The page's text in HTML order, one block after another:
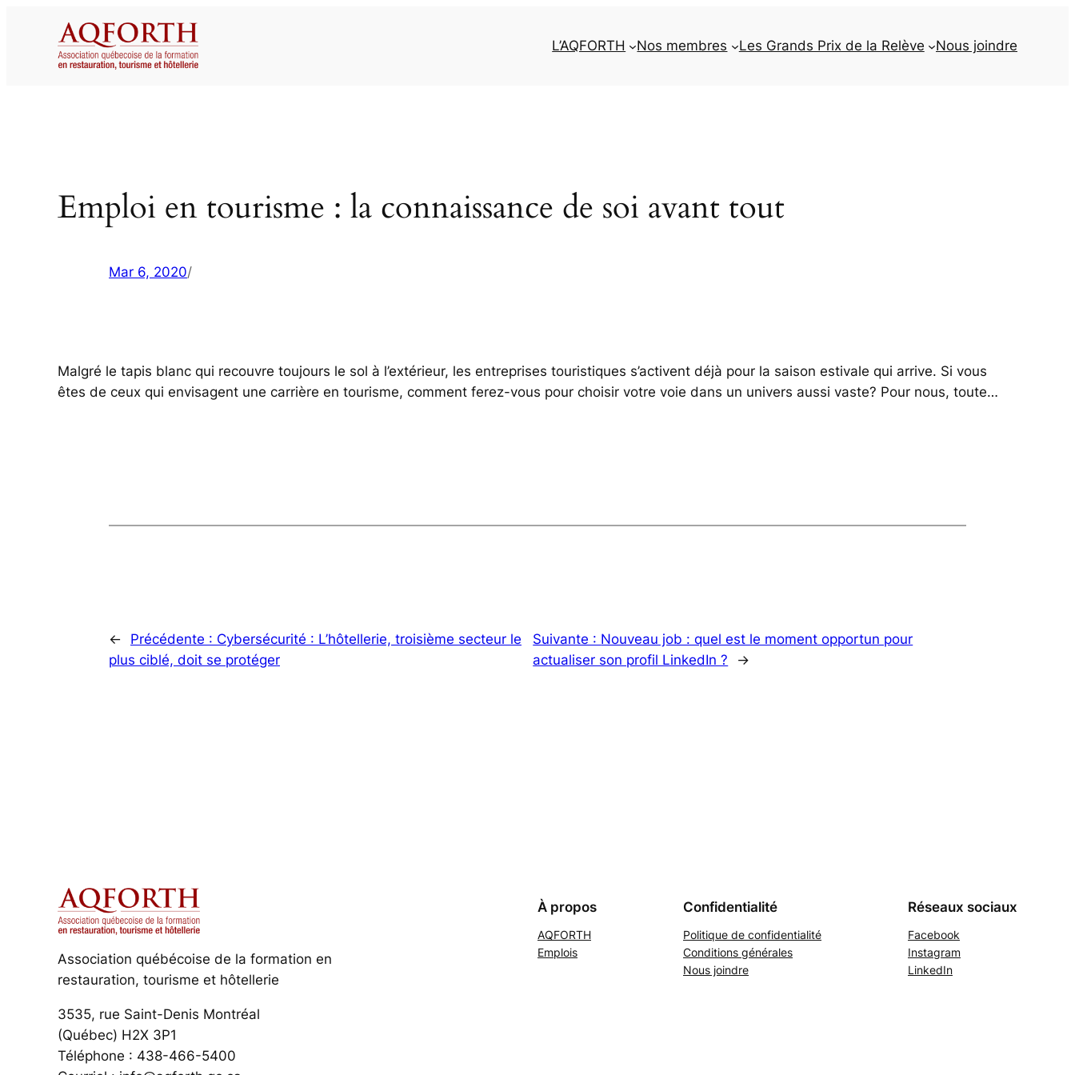
L’AQFORTH Nos membres Les Grands Prix de la Relève Nous joindre
Emploi en tourisme : la connaissance de soi avant tout
Mar 6, 2020/
Malgré le tapis blanc qui recouvre toujours le sol à l’extérieur, les entreprises touristiques s’activent déjà pour la saison estivale qui arrive. Si vous
êtes de ceux qui envisagent une carrière en tourisme, comment ferez-vous pour choisir votre voie dans un univers aussi vaste? Pour nous, toute…
← Précédente : Cybersécurité : L’hôtellerie, troisième secteur le
plus ciblé, doit se protéger
Suivante : Nouveau job : quel est le moment opportun pour
actualiser son profil LinkedIn ?
→
Association québécoise de la formation en
restauration, tourisme et hôtellerie
3535, rue Saint-Denis Montréal
(Québec) H2X 3P1
Téléphone : 438-466-5400
À propos
AQFORTH
Emplois
Confidentialité
Politique de confidentialité
Conditions générales
Nous joindre
Réseaux sociaux
Facebook
Instagram
LinkedIn